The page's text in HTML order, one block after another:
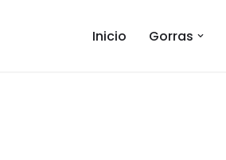
Inicio Gorras